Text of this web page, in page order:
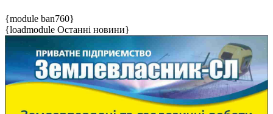
{module ban760}
{loadmodule Останні новини}